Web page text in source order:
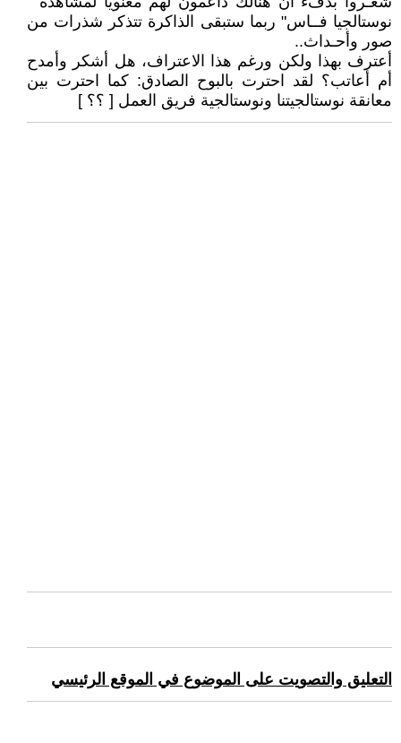
نوستالجيا فــاس" ربما ستبقى الذاكرة تتذكر شذرات من
صور وأحـداث..
أعترف بهذا ولكن ورغم هذا الاعتراف، هل أشكر وأمدح
أم أعاتب؟ لقد احترت بالبوح الصادق: كما احترت بين
معانقة نوستالجيتنا ونوستالجية فريق العمل [ ؟؟ ]
التعليق والتصويت على الموضوع في الموقع الرئيسي